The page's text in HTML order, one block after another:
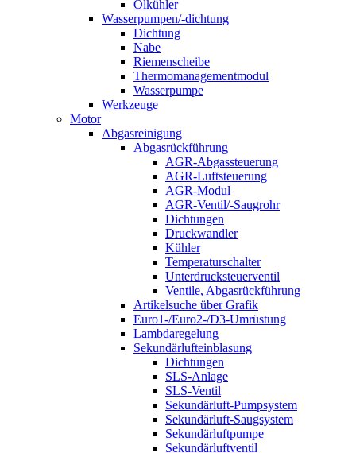
Ölkühler
Wasserpumpen/-dichtung
Dichtung
Nabe
Riemenscheibe
Thermomanagementmodul
Wasserpumpe
Werkzeuge
Motor
Abgasreinigung
Abgasrückführung
AGR-Abgassteuerung
AGR-Luftsteuerung
AGR-Modul
AGR-Ventil/-Saugrohr
Dichtungen
Druckwandler
Kühler
Temperaturschalter
Unterdrucksteuerventil
Ventile, Abgasrückführung
Artikelsuche über Grafik
Euro1-/Euro2-/D3-Umrüstung
Lambdaregelung
Sekundärlufteinblasung
Dichtungen
SLS-Anlage
SLS-Ventil
Sekundärluft-Pumpsystem
Sekundärluft-Saugsystem
Sekundärluftpumpe
Sekundärluftventil